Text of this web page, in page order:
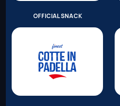
OFFICIAL SNACK